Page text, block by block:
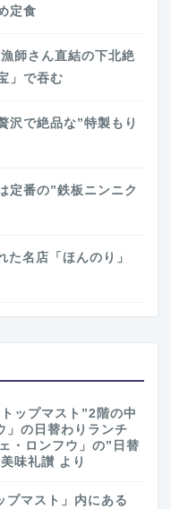
定食
師さん直結の下北絶
」で吞む
沢で絶品な”特製もり
定番の”鉄板ニンニク
名店「ほんのり」
ップマスト”2階の中
」の日替わりランチ
・ロンフウ」の”日替
味礼讃 より
プマスト」内にある